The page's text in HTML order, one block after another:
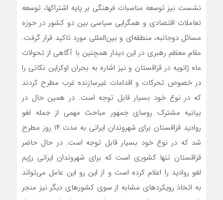
نشست نیز توسعه مناسبات فرهنگی بر پایه اشتراکها، توسعه
تعاملات اقتصادی و همگرایی سیاسی بین دو کشور در حوزه
مسائل دوجانبه، منطقه‌ای و بین‌المللی مورد تاکید قرار گرفت.
مقام معظم رهبری در این دیدار همچنین با آگاهی از تحولات
ماه ژانویه در قزاقستان و نیز اشاره به بحران اوکراین نکاتی را
در خصوص تحرکات و اقدامات غیرسازنده غرب مطرح کردند
که در نوع خود بسیار قابل توجه است. در همین حال در
بیانیه مشترک روسای جمهور مباحث مهمی از جمله لغو
روادید قزاقستان برای شهروندان ایرانی به مدت ۱۴ روز مطرح
شد که در نوع خود بسیار قابل توجه است. در حال حاضر
قزاقستان تنها کشوری است که برای شهروندان ایرانی رژیم
لغو روادید را اعلام کرده است و از این رو این عامل می‌تواند
به اتخاذ رویکردهای مشابه از سوی کشورهای دیگر نیز منجر